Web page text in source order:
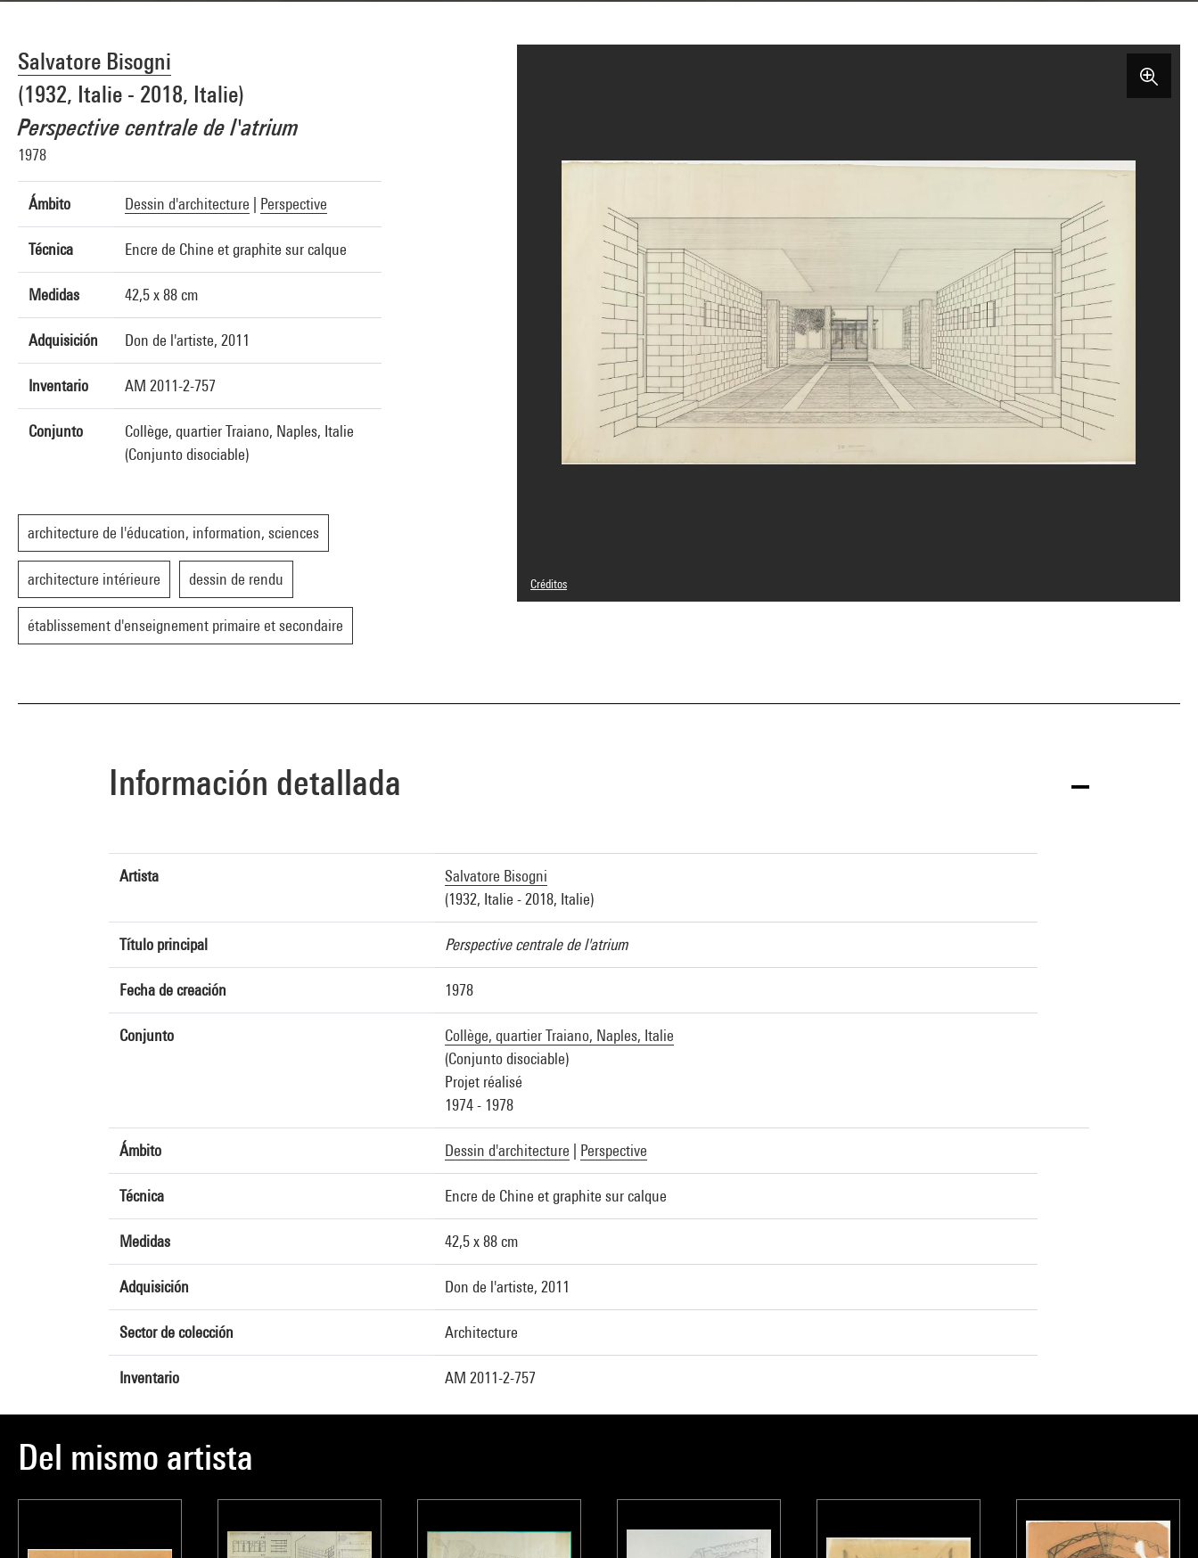
Salvatore Bisogni
(1932, Italie - 2018, Italie)
Perspective centrale de l'atrium
1978
Ámbito Dessin d'architecture Perspective
Técnica Encre de Chine et graphite sur calque
Medidas 42,5 x 88 cm
Adquisición Don de l'artiste, 2011
Inventario AM 2011-2-757
Conjunto
Collège, quartier Traiano, Naples, Italie
(Conjunto disociable)
architecture de l'éducation, information, sciences
architecture intérieure dessin de rendu
établissement d'enseignement primaire et secondaire
Créditos
© Salvatore Bisogni
Información detallada
Artista
Salvatore Bisogni
(1932, Italie - 2018, Italie)
Título principal Perspective centrale de l'atrium
Fecha de creación 1978
Conjunto
Collège, quartier Traiano, Naples, Italie
(Conjunto disociable)
Projet réalisé
1974 - 1978
Ámbito Dessin d'architecture Perspective
Técnica Encre de Chine et graphite sur calque
Medidas 42,5 x 88 cm
Adquisición Don de l'artiste, 2011
Sector de colección Architecture
Inventario AM 2011-2-757
Del mismo artista